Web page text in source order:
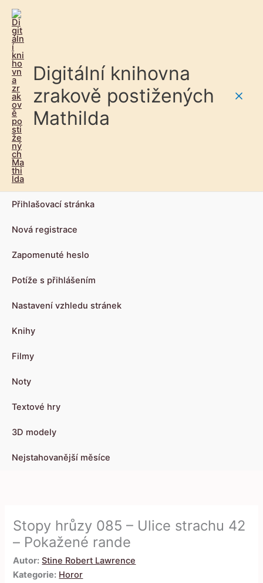
Digitální knihovna
zrakově postižených
Mathilda
Přihlašovací stránka
Nová registrace
Zapomenuté heslo
Potíže s přihlášením
Nastavení vzhledu stránek
Knihy
Filmy
Noty
Textové hry
3D modely
Nejstahovanější měsíce
Stopy hrůzy 085 – Ulice strachu 42
– Pokažené rande
Autor: Stine Robert Lawrence
Kategorie: Horor